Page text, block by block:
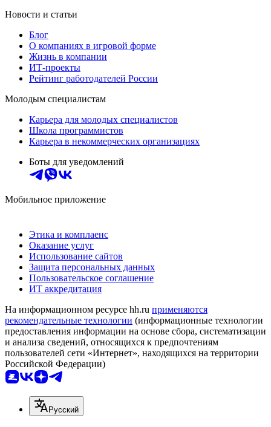
Новости и статьи
Блог
О компаниях в игровой форме
Жизнь в компании
ИТ-проекты
Рейтинг работодателей России
Молодым специалистам
Карьера для молодых специалистов
Школа программистов
Карьера в некоммерческих организациях
Боты для уведомлений
Мобильное приложение
Этика и комплаенс
Оказание услуг
Использование сайтов
Защита персональных данных
Пользовательское соглашение
ИТ аккредитация
На информационном ресурсе hh.ru применяются
рекомендательные технологии (информационные технологии
предоставления информации на основе сбора, систематизации
и анализа сведений, относящихся к предпочтениям
пользователей сети «Интернет», находящихся на территории
Российской Федерации)
Русский